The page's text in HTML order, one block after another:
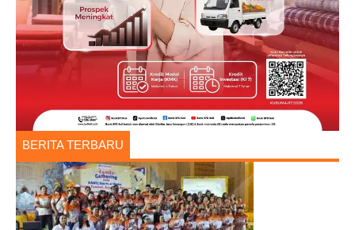
BERITA TERBARU